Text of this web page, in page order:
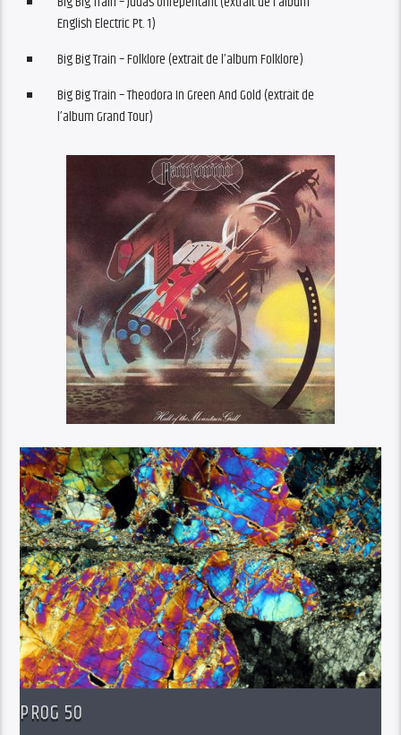
English Electric Pt. 1)
Big Big Train – Folklore (extrait de l’album Folklore)
Big Big Train – Theodora In Green And Gold (extrait de
l’album Grand Tour)
PROG 50